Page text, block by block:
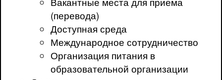
(перевода)
Доступная среда
Международное сотрудничество
Организация питания в
образовательной организации